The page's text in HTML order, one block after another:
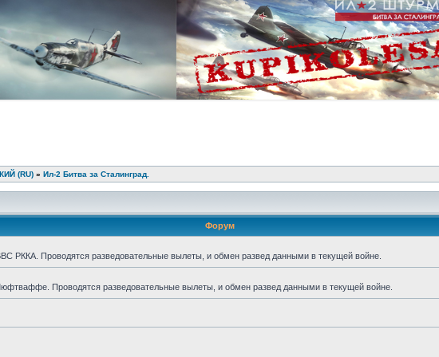
(RU) » Ил-2 Битва за Сталинград.
Форум
РККА. Проводятся разведовательные вылеты, и обмен развед данными в текущей войне.
Проводятся разведовательные вылеты, и обмен развед данными в текущей войне.